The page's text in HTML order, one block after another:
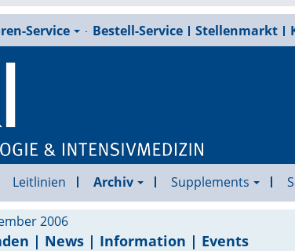
Service Bestell-Service Stellenmarkt
Leitlinien Archiv Supplements
2006
| News | Information | Events